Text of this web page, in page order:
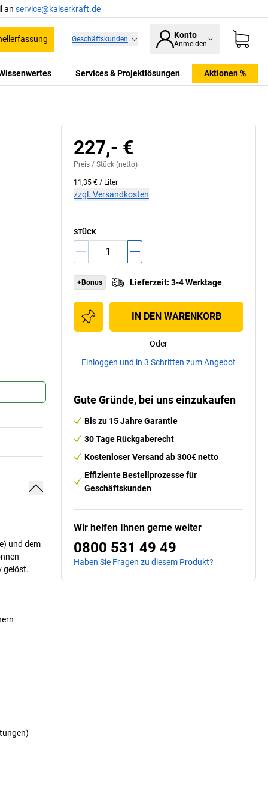
an service@kaiserkraft.de
Geschäftskunden Konto
Anmelden
Services & Projektlösungen Aktionen %
und dem
gelöst.
227,- €
Preis / Stück (netto)
11,35 € / Liter
zzgl. Versandkosten
STÜCK
+Bonus Lieferzeit: 3-4 Werktage
IN DEN WARENKORB
Oder
Einloggen und in 3 Schritten zum Angebot
Gute Gründe, bei uns einzukaufen
Bis zu 15 Jahre Garantie
30 Tage Rückgaberecht
Kostenloser Versand ab 300€ netto
Effiziente Bestellprozesse für
Geschäftskunden
Wir helfen Ihnen gerne weiter
0800 531 49 49
Haben Sie Fragen zu diesem Produkt?